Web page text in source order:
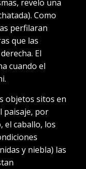
revelo una
Como
perfilaran
que las
El
cuando el
objetos sitos en
paisaje, por
el caballo, los
y niebla) las